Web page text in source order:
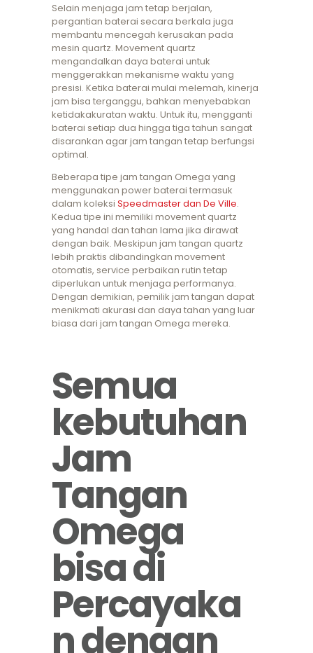
Selain menjaga jam tetap berjalan,
pergantian baterai secara berkala juga
membantu mencegah kerusakan pada
mesin quartz. Movement quartz
mengandalkan daya baterai untuk
menggerakkan mekanisme waktu yang
presisi. Ketika baterai mulai melemah, kinerja
jam bisa terganggu, bahkan menyebabkan
ketidakakuratan waktu. Untuk itu, mengganti
baterai setiap dua hingga tiga tahun sangat
disarankan agar jam tangan tetap berfungsi
optimal.
Beberapa tipe jam tangan Omega yang
menggunakan power baterai termasuk
dalam koleksi Speedmaster dan De Ville.
Kedua tipe ini memiliki movement quartz
yang handal dan tahan lama jika dirawat
dengan baik. Meskipun jam tangan quartz
lebih praktis dibandingkan movement
otomatis, service perbaikan rutin tetap
diperlukan untuk menjaga performanya.
Dengan demikian, pemilik jam tangan dapat
menikmati akurasi dan daya tahan yang luar
biasa dari jam tangan Omega mereka.
Semua
kebutuhan
Jam
Tangan
Omega
bisa di
Percayaka
n dengan